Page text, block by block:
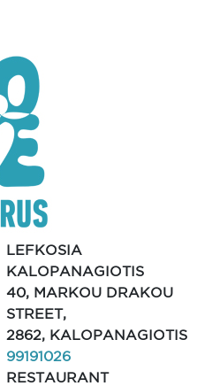
LEFKOSIA
KALOPANAGIOTIS
40, MARKOU DRAKOU
STREET,
2862, KALOPANAGIOTIS
99191026
RESTAURANT